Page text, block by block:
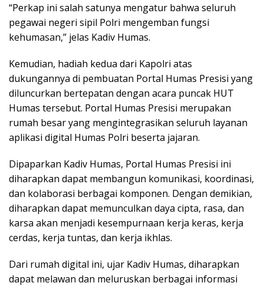
“Perkap ini salah satunya mengatur bahwa seluruh
pegawai negeri sipil Polri mengemban fungsi
kehumasan,” jelas Kadiv Humas.
Kemudian, hadiah kedua dari Kapolri atas
dukungannya di pembuatan Portal Humas Presisi yang
diluncurkan bertepatan dengan acara puncak HUT
Humas tersebut. Portal Humas Presisi merupakan
rumah besar yang mengintegrasikan seluruh layanan
aplikasi digital Humas Polri beserta jajaran.
Dipaparkan Kadiv Humas, Portal Humas Presisi ini
diharapkan dapat membangun komunikasi, koordinasi,
dan kolaborasi berbagai komponen. Dengan demikian,
diharapkan dapat memunculkan daya cipta, rasa, dan
karsa akan menjadi kesempurnaan kerja keras, kerja
cerdas, kerja tuntas, dan kerja ikhlas.
Dari rumah digital ini, ujar Kadiv Humas, diharapkan
dapat melawan dan meluruskan berbagai informasi